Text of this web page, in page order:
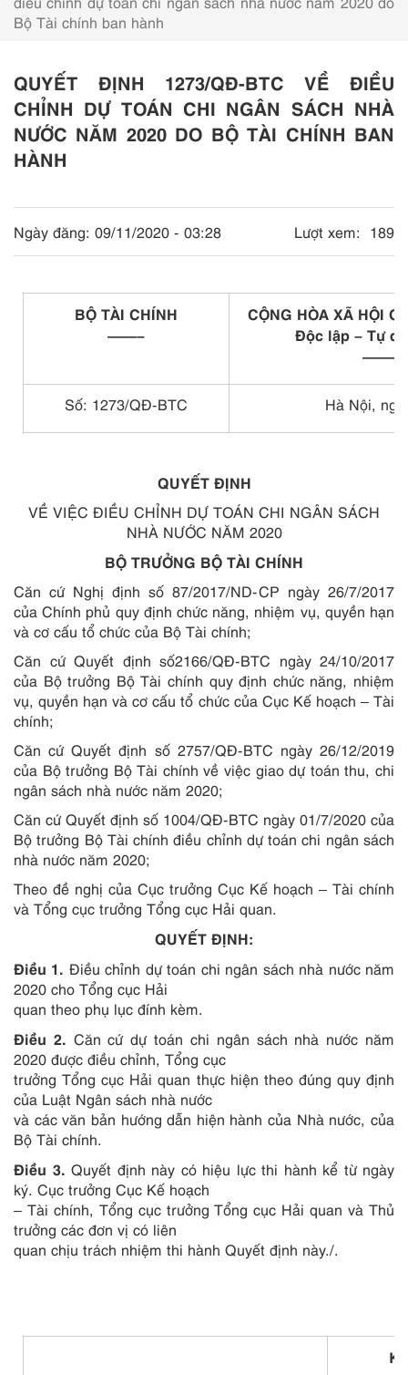
Bộ Tài chính ban hành
QUYẾT ĐỊNH 1273/QĐ-BTC VỀ ĐIỀU
CHỈNH DỰ TOÁN CHI NGÂN SÁCH NHÀ
NƯỚC NĂM 2020 DO BỘ TÀI CHÍNH BAN
HÀNH
Ngày đăng: 09/11/2020 - 03:28 Lượt xem: 189
BỘ TÀI CHÍNH
——–
CỘNG HÒA XÃ HỘI
Độc lập – Tự
Số: 1273/QĐ-BTC Hà Nội,
QUYẾT ĐỊNH
VỀ VIỆC ĐIỀU CHỈNH DỰ TOÁN CHI NGÂN SÁCH
NHÀ NƯỚC NĂM 2020
BỘ TRƯỞNG BỘ TÀI CHÍNH
Căn cứ Nghị định số 87/2017/ND-CP ngày 26/7/2017
của Chính phủ quy định chức năng, nhiệm vụ, quyền hạn
và cơ cấu tổ chức của Bộ Tài chính;
Căn cứ Quyết định số2166/QĐ-BTC ngày 24/10/2017
của Bộ trưởng Bộ Tài chính quy định chức năng, nhiệm
vụ, quyền hạn và cơ cấu tổ chức của Cục Kế hoạch – Tài
chính;
Căn cứ Quyết định số 2757/QĐ-BTC ngày 26/12/2019
của Bộ trưởng Bộ Tài chính về việc giao dự toán thu, chi
ngân sách nhà nước năm 2020;
Căn cứ Quyết định số 1004/QĐ-BTC ngày 01/7/2020 của
Bộ trưởng Bộ Tài chính điều chỉnh dự toán chi ngân sách
nhà nước năm 2020;
Theo đề nghị của Cục trưởng Cục Kế hoạch – Tài chính
và Tổng cục trưởng Tổng cục Hải quan.
QUYẾT ĐỊNH:
Điều 1. Điều chỉnh dự toán chi ngân sách nhà nước năm
2020 cho Tổng cục Hải
quan theo phụ lục đính kèm.
Điều 2. Căn cứ dự toán chi ngân sách nhà nước năm
2020 được điều chỉnh, Tổng cục
trưởng Tổng cục Hải quan thực hiện theo đúng quy định
của Luật Ngân sách nhà nước
và các văn bản hướng dẫn hiện hành của Nhà nước, của
Bộ Tài chính.
Điều 3. Quyết định này có hiệu lực thi hành kể từ ngày
ký. Cục trưởng Cục Kế hoạch
– Tài chính, Tổng cục trưởng Tổng cục Hải quan và Thủ
trưởng các đơn vị có liên
quan chịu trách nhiệm thi hành Quyết định này./.